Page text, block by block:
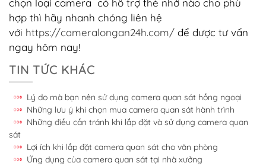
chọn loại camera có hỗ trợ thẻ nhớ nào cho phù
hợp thì hãy nhanh chóng liên hệ
với https://cameralongan24h.com/ để được tư vấn
ngay hôm nay!
TIN TỨC KHÁC
Lý do mà bạn nên sử dụng camera quan sát hồng ngoại
Những lưu ý khi chọn mua camera quan sát hành trình
Những điều cần tránh khi lắp đặt và sử dụng camera quan
sát
Lợi ích khi lắp đặt camera quan sát cho văn phòng
Ứng dụng của camera quan sát tại nhà xưởng